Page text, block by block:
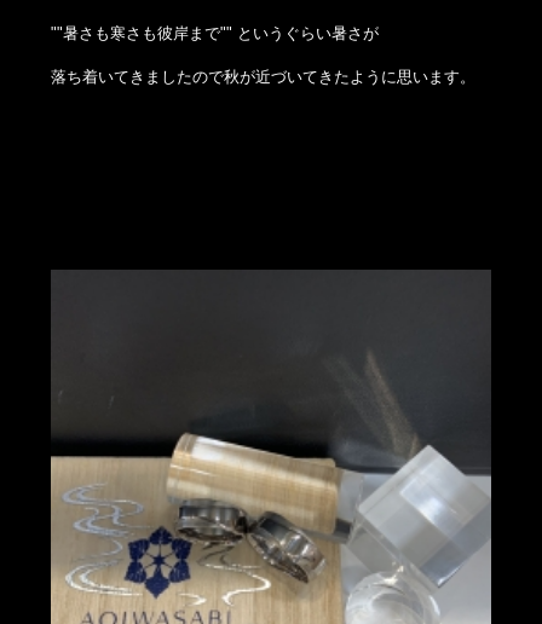
""暑さも寒さも彼岸まで"" というぐらい暑さが
落ち着いてきましたので秋が近づいてきたように思います。